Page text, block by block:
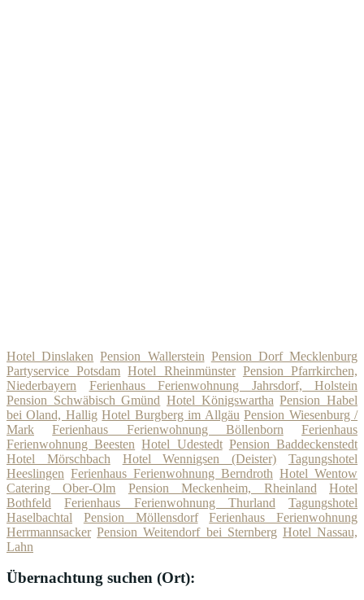
Hotel Dinslaken Pension Wallerstein Pension Dorf Mecklenburg
Partyservice Potsdam Hotel Rheinmünster Pension Pfarrkirchen,
Niederbayern
Ferienhaus Ferienwohnung Jahrsdorf, Holstein
Pension Schwäbisch Gmünd Hotel Königswartha Pension Habel
bei Oland, Hallig Hotel Burgberg im Allgäu Pension Wiesenburg /
Mark
Ferienhaus Ferienwohnung Böllenborn
Ferienhaus
Ferienwohnung Beesten Hotel Udestedt Pension Baddeckenstedt
Hotel Mörschbach
Hotel Wennigsen (Deister)
Tagungshotel
Heeslingen Ferienhaus Ferienwohnung Berndroth Hotel Wentow
Catering Ober-Olm
Pension Meckenheim, Rheinland
Hotel
Bothfeld
Ferienhaus Ferienwohnung Thurland
Tagungshotel
Haselbachtal
Pension Möllensdorf
Ferienhaus Ferienwohnung
Herrmannsacker Pension Weitendorf bei Sternberg Hotel Nassau,
Lahn
Übernachtung suchen (Ort):